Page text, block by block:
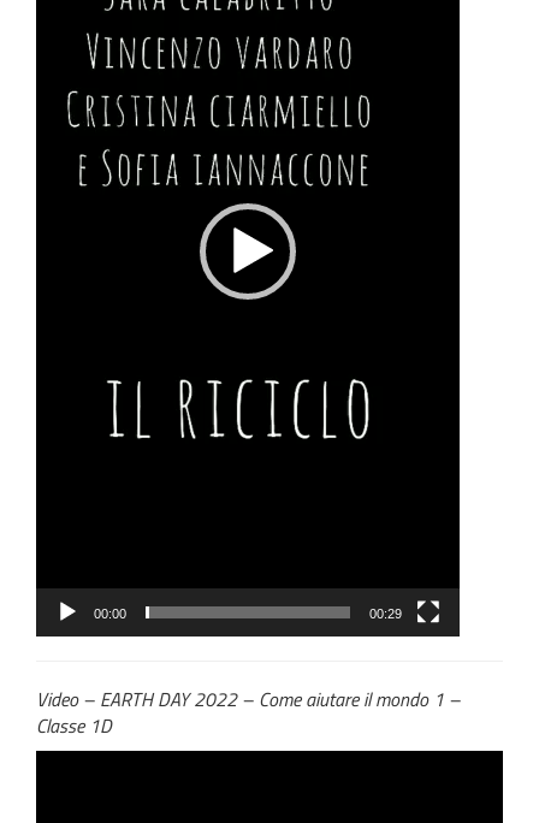
00:00 00:29
Video – EARTH DAY 2022 – Come aiutare il mondo 1 –
Classe 1D